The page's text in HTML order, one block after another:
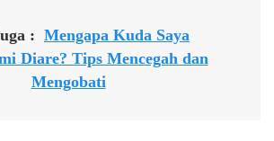
: Mengapa Kuda Saya
Diare? Tips Mencegah dan
Mengobati